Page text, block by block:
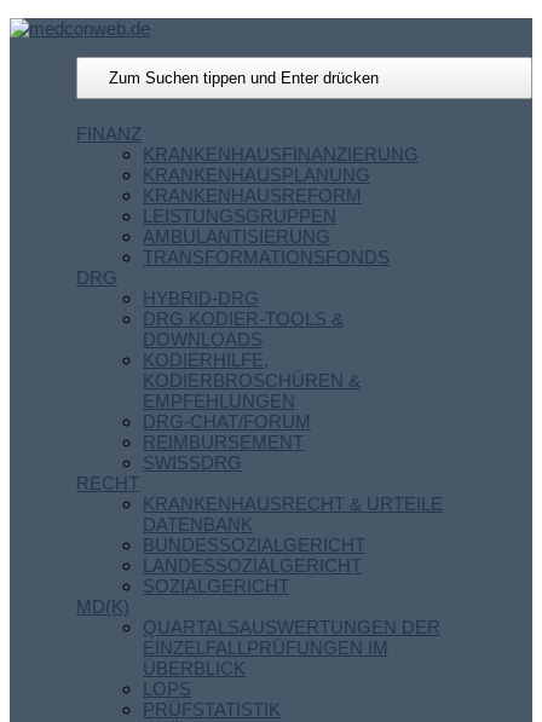
FINANZ
KRANKENHAUSFINANZIERUNG
KRANKENHAUSPLANUNG
KRANKENHAUSREFORM
LEISTUNGSGRUPPEN
AMBULANTISIERUNG
TRANSFORMATIONSFONDS
DRG
HYBRID-DRG
DRG KODIER-TOOLS &
DOWNLOADS
KODIERHILFE,
KODIERBROSCHÜREN &
EMPFEHLUNGEN
DRG-CHAT/FORUM
REIMBURSEMENT
SWISSDRG
RECHT
KRANKENHAUSRECHT & URTEILE
DATENBANK
BUNDESSOZIALGERICHT
LANDESSOZIALGERICHT
SOZIALGERICHT
MD(K)
QUARTALSAUSWERTUNGEN DER
EINZELFALLPRÜFUNGEN IM
ÜBERBLICK
LOPS
PRÜFSTATISTIK